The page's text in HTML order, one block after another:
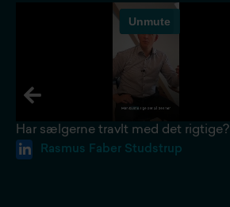
Har sælgerne travlt med det rigtige?
Rasmus Faber Studstrup